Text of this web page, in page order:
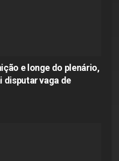
e longe do plenário,
disputar vaga de